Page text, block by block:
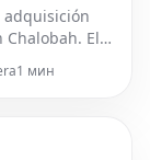
adquisición
El
del Chelsea
los 30
puerto por
1 мин